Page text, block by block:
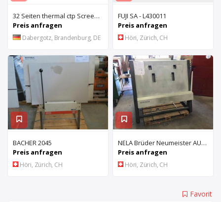
32 Seiten thermal ctp Screen Plate Rite Ultima 32000
Preis anfragen
Dabergotz, Brandenburg, DE
FUJI SA - L430011
Preis anfragen
Höri, Zürich, CH
BACHER 2045
Preis anfragen
Höri, Zürich, CH
NELA Brüder Neumeister AUTOPLATE
Preis anfragen
Höri, Zürich, CH
Favorit